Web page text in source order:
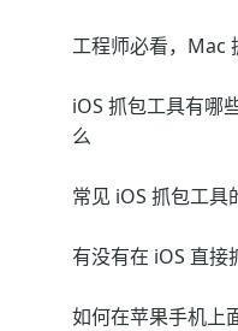
工程师必看，Mac
iOS 抓包工具有哪
么
常见 iOS 抓包工
有没有在 iOS 直接
如何在苹果手机上